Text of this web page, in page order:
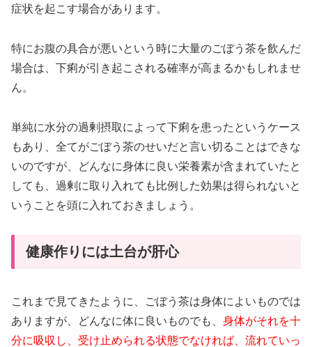
症状を起こす場合があります。
特にお腹の具合が悪いという時に大量のごぼう茶を飲んだ
場合は、下痢が引き起こされる確率が高まるかもしれませ
ん。
単純に水分の過剰摂取によって下痢を患ったというケース
もあり、全てがごぼう茶のせいだと言い切ることはできな
いのですが、どんなに身体に良い栄養素が含まれていたと
しても、過剰に取り入れても比例した効果は得られないと
いうことを頭に入れておきましょう。
健康作りには土台が肝心
これまで見てきたように、ごぼう茶は身体によいものでは
ありますが、どんなに体に良いものでも、 身体がそれを十
分に吸収し、受け止められる状態でなければ、流れていっ